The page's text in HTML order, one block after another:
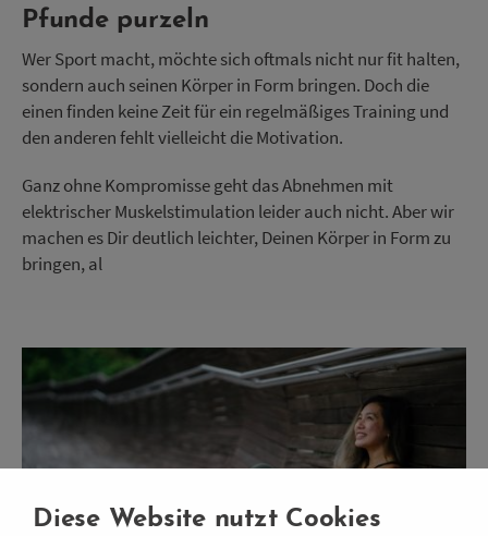
Pfunde purzeln
Wer Sport macht, möchte sich oftmals nicht nur fit halten,
sondern auch seinen Körper in Form bringen. Doch die
einen finden keine Zeit für ein regelmäßiges Training und
den anderen fehlt vielleicht die Motivation.
Ganz ohne Kompromisse geht das Abnehmen mit
elektrischer Muskelstimulation leider auch nicht. Aber wir
machen es Dir deutlich leichter, Deinen Körper in Form zu
bringen, al
Diese Website nutzt Cookies